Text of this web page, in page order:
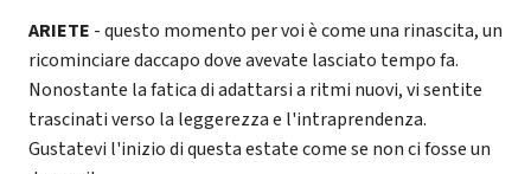
ARIETE - questo momento per voi è come una rinascita, un
ricominciare daccapo dove avevate lasciato tempo fa.
Nonostante la fatica di adattarsi a ritmi nuovi, vi sentite
trascinati verso la leggerezza e l'intraprendenza.
Gustatevi l'inizio di questa estate come se non ci fosse un